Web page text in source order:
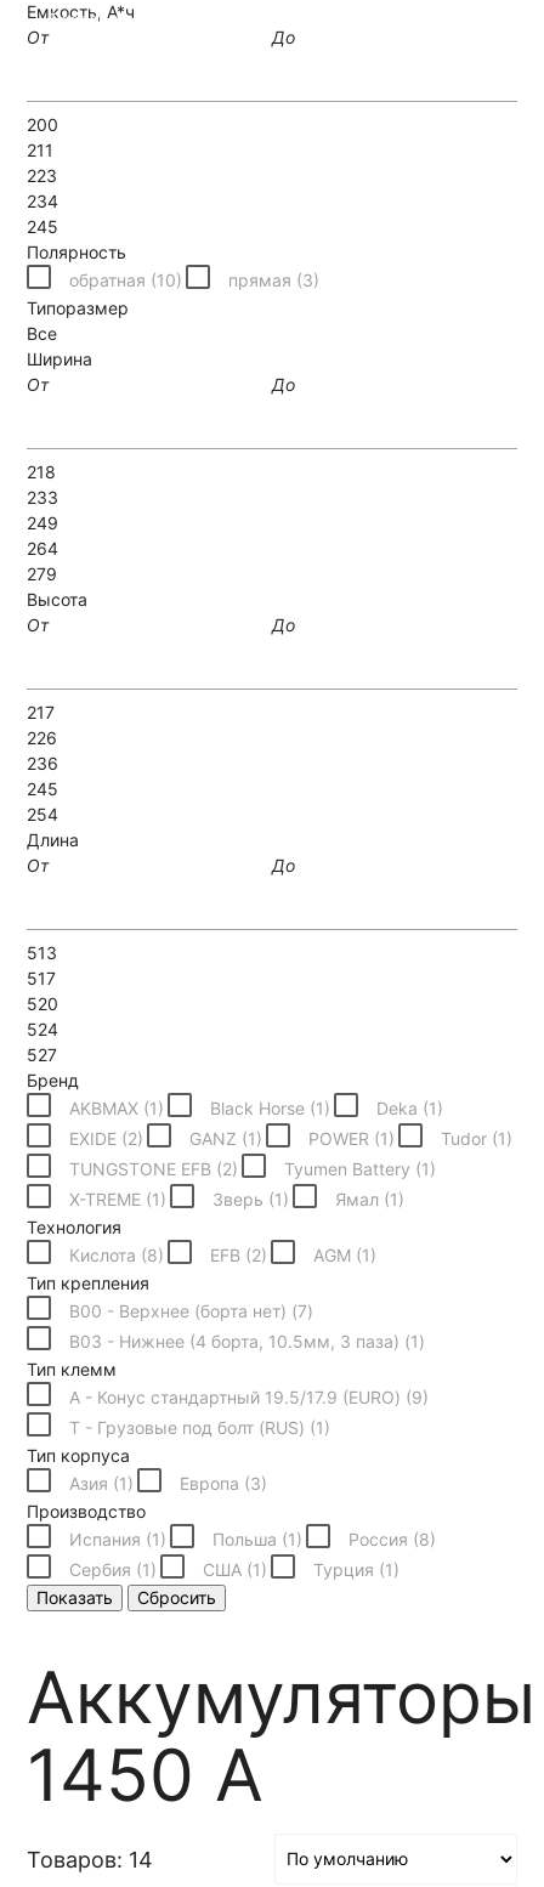
Позвонить
Емкость, А*ч
От
До
200
211
223
234
245
Полярность
обратная (10) прямая (3)
Типоразмер
Все
Ширина
От
До
218
233
249
264
279
Высота
От
До
217
226
236
245
254
Длина
От
До
513
517
520
524
527
Бренд
AKBMAX (1) Black Horse (1) Deka (1)
EXIDE (2) GANZ (1) POWER (1) Tudor (1)
TUNGSTONE EFB (2) Tyumen Battery (1)
X-TREME (1) Зверь (1) Ямал (1)
Технология
Кислота (8) EFB (2) AGM (1)
Тип крепления
B00 - Верхнее (борта нет) (7)
B03 - Нижнее (4 борта, 10.5мм, 3 паза) (1)
Тип клемм
A - Конус стандартный 19.5/17.9 (EURO) (9)
T - Грузовые под болт (RUS) (1)
Тип корпуса
Азия (1) Европа (3)
Производство
Испания (1) Польша (1) Россия (8)
Сербия (1) США (1) Турция (1)
Показать
Сбросить
Аккумуляторы
1450 А
Товаров: 14